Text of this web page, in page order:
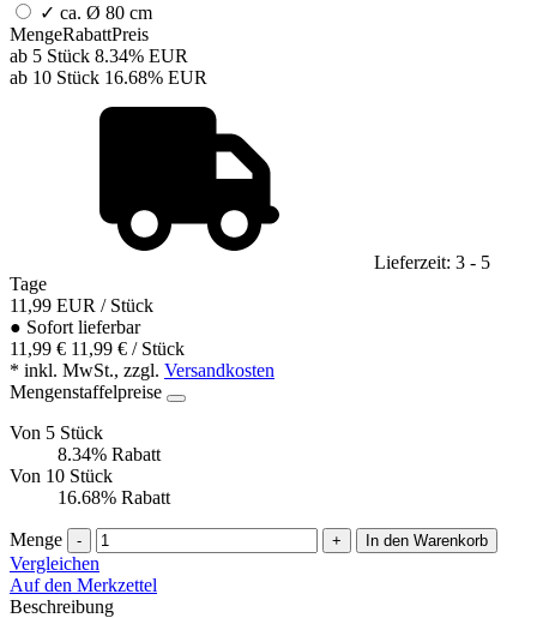
✓ ca. Ø 80 cm
MengeRabattPreis
ab 5 Stück 8.34% EUR
ab 10 Stück 16.68% EUR
Lieferzeit: 3 - 5
Tage
11,99 EUR / Stück
● Sofort lieferbar
11,99 € 11,99 € / Stück
* inkl. MwSt., zzgl. Versandkosten
Mengenstaffelpreise
Von 5 Stück
8.34% Rabatt
Von 10 Stück
16.68% Rabatt
Menge - + In den Warenkorb
Vergleichen
Auf den Merkzettel
Beschreibung